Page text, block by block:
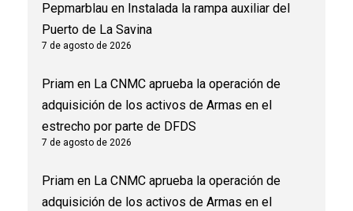
Pepmarblau en Instalada la rampa auxiliar del
Puerto de La Savina
7 de agosto de 2026
Priam en La CNMC aprueba la operación de
adquisición de los activos de Armas en el
estrecho por parte de DFDS
7 de agosto de 2026
Priam en La CNMC aprueba la operación de
adquisición de los activos de Armas en el